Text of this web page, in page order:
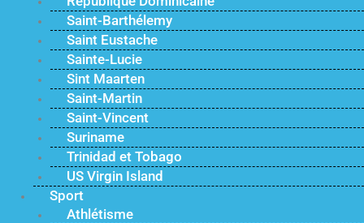
Saint-Barthélemy
Saint Eustache
Sainte-Lucie
Sint Maarten
Saint-Martin
Saint-Vincent
Suriname
Trinidad et Tobago
US Virgin Island
Sport
Athlétisme